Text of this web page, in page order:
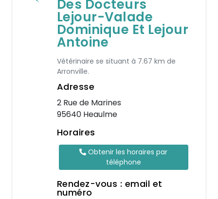
Des Docteurs
Lejour-Valade
Dominique Et Lejour
Antoine
Vétérinaire se situant à 7.67 km de
Arronville.
Adresse
2 Rue de Marines
95640 Heaulme
Horaires
Obtenir les horaires par
téléphone
Rendez-vous : email et
numéro